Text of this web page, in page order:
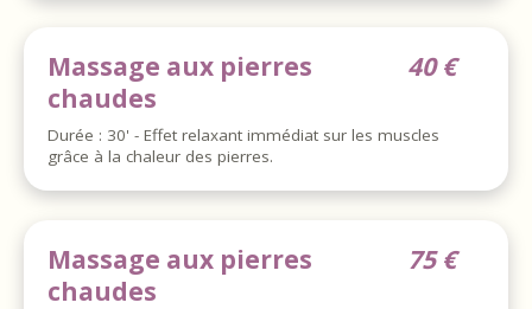
Massage aux pierres
chaudes
40 €
Durée : 30' - Effet relaxant immédiat sur les muscles
grâce à la chaleur des pierres.
Massage aux pierres
chaudes
75 €